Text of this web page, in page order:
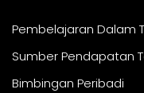
Pembelajaran Dalam
Sumber Pendapatan
Bimbingan Peribadi